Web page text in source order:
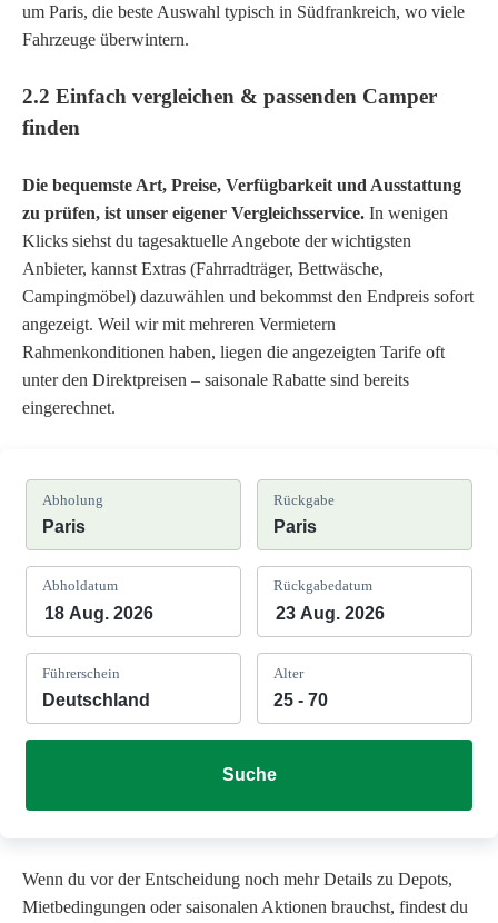
um Paris, die beste Auswahl typisch in Südfrankreich, wo viele
Fahrzeuge überwintern.
2.2 Einfach vergleichen & passenden Camper
finden
Die bequemste Art, Preise, Verfügbarkeit und Ausstattung
zu prüfen, ist unser eigener Vergleichsservice. In wenigen
Klicks siehst du tagesaktuelle Angebote der wichtigsten
Anbieter, kannst Extras (Fahrradträger, Bettwäsche,
Campingmöbel) dazuwählen und bekommst den Endpreis sofort
angezeigt. Weil wir mit mehreren Vermietern
Rahmenkonditionen haben, liegen die angezeigten Tarife oft
unter den Direktpreisen – saisonale Rabatte sind bereits
eingerechnet.
Führerschein Alter
Abholung Rückgabe
Abholdatum Rückgabedatum
Suche
Wenn du vor der Entscheidung noch mehr Details zu Depots,
Mietbedingungen oder saisonalen Aktionen brauchst, findest du